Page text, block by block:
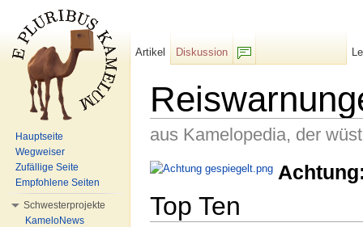
aus Kamelopedia, der
Top Ten
Artikel
Diskussion
Hauptseite
Wegweiser
Zufällige Seite
Empfohlene Seiten
Schwesterprojekte
KameloNews